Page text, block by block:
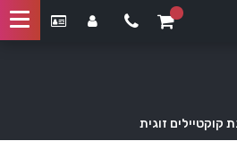
קוקטיילים זוגית